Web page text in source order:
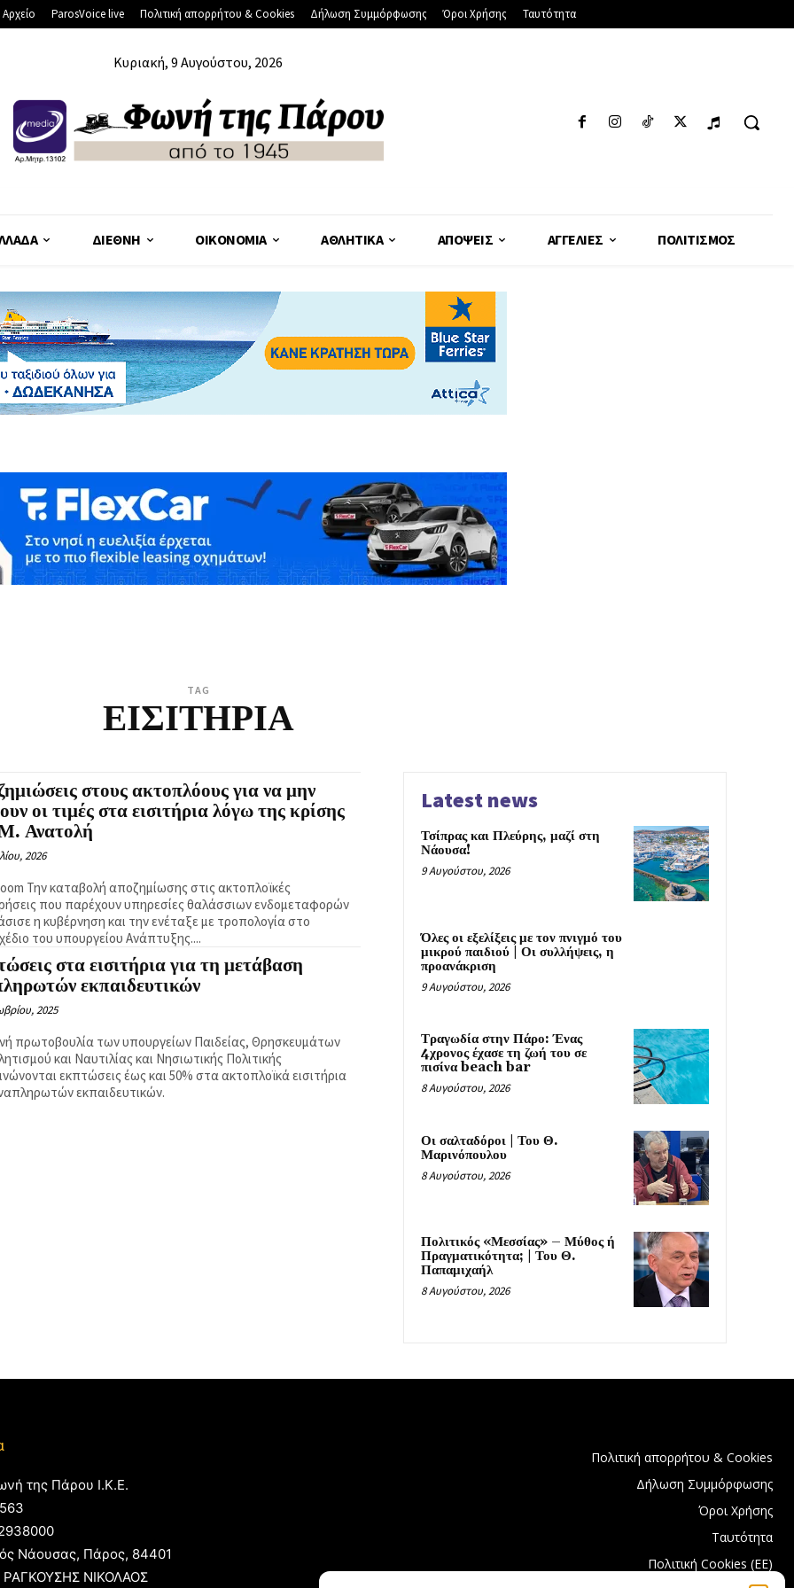
ParosVoice live Πολιτική απορρήτου & Cookies Δήλωση Συμμόρφωσης Όροι Χρήσης Ταυτότητα
Κυριακή, 9 Αυγούστου, 2026
ΔΙΕΘΝΉ ΟΙΚΟΝΟΜΊΑ ΑΘΛΗΤΙΚΆ ΑΠΌΨΕΙΣ ΑΓΓΕΛΊΕΣ ΠΟΛΙΤΙΣΜΌΣ
TAG
ΕΙΣΙΤΗΡΙΑ
στους ακτοπλόους για να μην
οι τιμές στα εισιτήρια λόγω της κρίσης
Ανατολή
2026
στις ακτοπλοϊκές
που παρέχουν υπηρεσίες θαλάσσιων ενδομεταφορών
η κυβέρνηση και την ενέταξε με τροπολογία στο
του υπουργείου Ανάπτυξης....
στα εισιτήρια για τη μετάβαση
εκπαιδευτικών
2025
πρωτοβουλία των υπουργείων Παιδείας, Θρησκευμάτων
και Ναυτιλίας και Νησιωτικής Πολιτικής
εκπτώσεις έως και 50% στα ακτοπλοϊκά εισιτήρια
εκπαιδευτικών.
Latest news
Τσίπρας και Πλεύρης, μαζί στη
Νάουσα!
9 Αυγούστου, 2026
Όλες οι εξελίξεις με τον πνιγμό του
μικρού παιδιού | Οι συλλήψεις, η
προανάκριση
9 Αυγούστου, 2026
Τραγωδία στην Πάρο: Ένας
4χρονος έχασε τη ζωή του σε
πισίνα beach bar
8 Αυγούστου, 2026
Οι σαλταδόροι | Του Θ.
Μαρινόπουλου
8 Αυγούστου, 2026
Πολιτικός «Μεσσίας» – Μύθος ή
Πραγματικότητα; | Του Θ.
Παπαμιχαήλ
8 Αυγούστου, 2026
της Πάρου Ι.Κ.Ε.
Νάουσας, Πάρος, 84401
ΝΙΚΟΛΑΟΣ
Πολιτική απορρήτου & Cookies
Δήλωση Συμμόρφωσης
Όροι Χρήσης
Ταυτότητα
Πολιτική Cookies (ΕΕ)